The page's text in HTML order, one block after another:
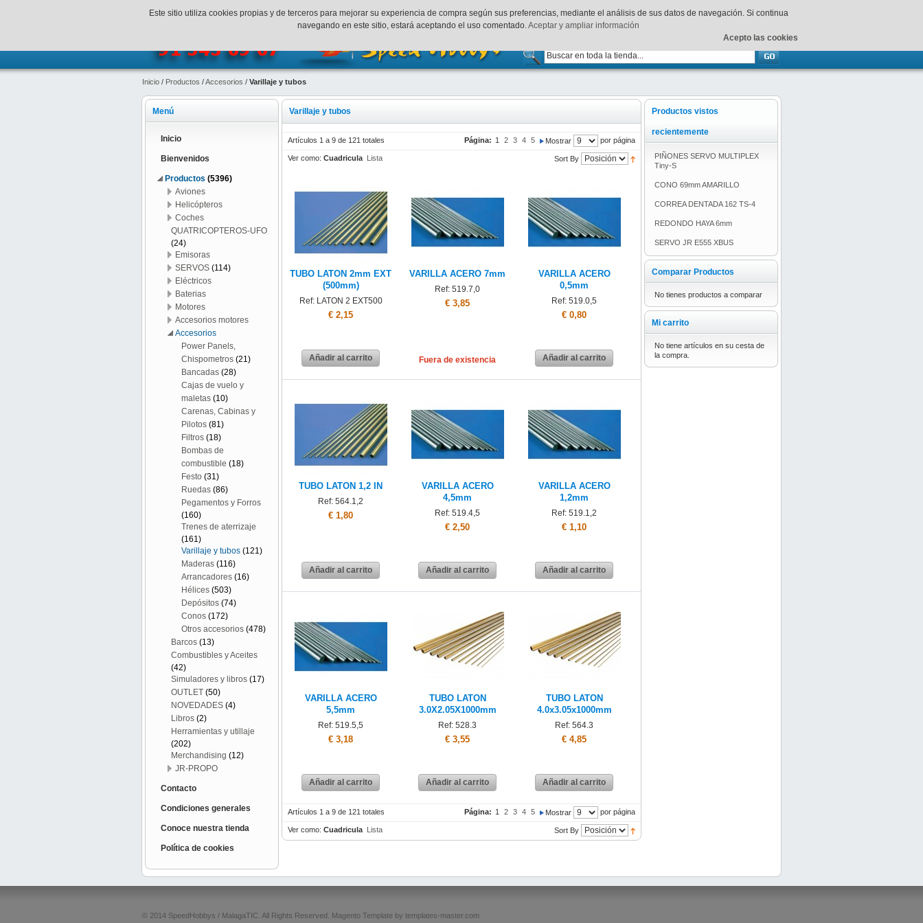
¡Bienvenidos a SpeedHobbys! Mi cuenta Finalizar Compra Acceder Sucarrito está vacío.
Inicio / Productos /Accesorios / Varillaje y tubos
Varillaje y tubos
Artículos 1 a 9 de 121 totales Mostrar por página
Página: 1 2 3 4 5
Ver como: Cuadricula Lista Sort By
TUBO LATON 2mm EXT
(500mm)
Ref: LATON 2 EXT500
€ 2,15
Añadir al carrito
VARILLA ACERO 7mm
Ref: 519.7,0
€ 3,85
Fuera de existencia
VARILLA ACERO
0,5mm
Ref: 519.0,5
€ 0,80
Añadir al carrito
TUBO LATON 1,2 IN
Ref: 564.1,2
€ 1,80
Añadir al carrito
VARILLA ACERO
4,5mm
Ref: 519.4,5
€ 2,50
Añadir al carrito
VARILLA ACERO
1,2mm
Ref: 519.1,2
€ 1,10
Añadir al carrito
VARILLA ACERO
5,5mm
Ref: 519.5,5
€ 3,18
Añadir al carrito
TUBO LATON
3.0X2.05X1000mm
Ref: 528.3
€ 3,55
Añadir al carrito
TUBO LATON
4.0x3.05x1000mm
Ref: 564.3
€ 4,85
Añadir al carrito
Artículos 1 a 9 de 121 totales Mostrar por página
Página: 1 2 3 4 5
Ver como: Cuadricula Lista Sort By
Menú
Inicio
Bienvenidos
Productos (5396)
Aviones
Helicópteros
Coches
QUATRICOPTEROS-UFO
(24)
Emisoras
SERVOS (114)
Eléctricos
Baterias
Motores
Accesorios motores
Accesorios
Power Panels,
Chispometros (21)
Bancadas (28)
Cajas de vuelo y
maletas (10)
Carenas, Cabinas y
Pilotos (81)
Filtros (18)
Bombas de
combustible (18)
Festo (31)
Ruedas (86)
Pegamentos y Forros
(160)
Trenes de aterrizaje
(161)
Varillaje y tubos (121)
Maderas (116)
Arrancadores (16)
Hélices (503)
Depósitos (74)
Conos (172)
Otros accesorios (478)
Barcos (13)
Combustibles y Aceites
(42)
Simuladores y libros (17)
OUTLET (50)
NOVEDADES (4)
Libros (2)
Herramientas y utillaje
(202)
Merchandising (12)
JR-PROPO
Contacto
Condiciones generales
Conoce nuestra tienda
Política de cookies
Productos vistos
recientemente
PIÑONES SERVO MULTIPLEX
Tiny-S
CONO 69mm AMARILLO
CORREA DENTADA 162 TS-4
REDONDO HAYA 6mm
SERVO JR E555 XBUS
Comparar Productos
No tienes productos a comparar
Mi carrito
No tiene artículos en su cesta de
la compra.
© 2014 SpeedHobbys / MalagaTIC. All Rights Reserved. Magento Template by templates-master.com
Este sitio utiliza cookies propias y de terceros para mejorar su experiencia de compra según sus preferencias, mediante el análisis de sus datos de navegación. Si continua
navegando en este sitio, estará aceptando el uso comentado.Aceptar y ampliar información
Acepto las cookies